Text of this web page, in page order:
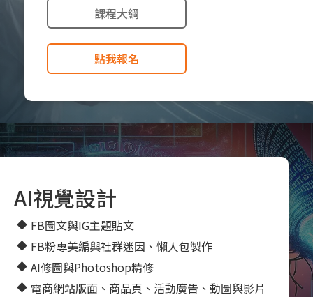
課程大綱
點我報名
AI視覺設計
FB圖文與IG主題貼文
FB粉專美編與社群迷因、懶人包製作
AI修圖與Photoshop精修
電商網站版面、商品頁、活動廣告、動圖與影片